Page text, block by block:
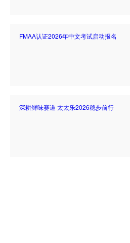
FMAA认证2026年中文考试启动报名
深耕鲜味赛道 太太乐2026稳步前行